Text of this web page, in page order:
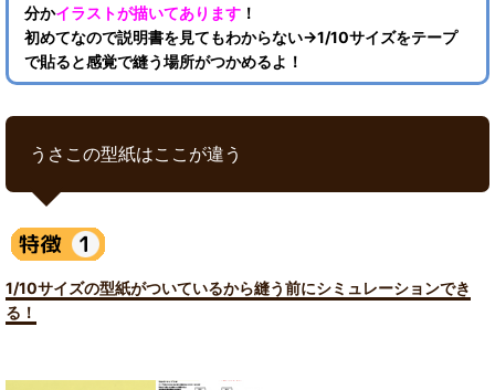
分かイラストが描いてあります ！
初めてなので説明書を見てもわからない→1/10サイズをテープ
で貼ると感覚で縫う場所がつかめるよ！
うさこの型紙はここが違う
1/10サイズの型紙がついているから縫う前にシミュレーションでき
る！